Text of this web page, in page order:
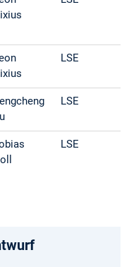
LSE
LSE
LSE